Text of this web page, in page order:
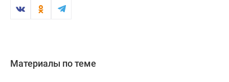
Материалы по теме